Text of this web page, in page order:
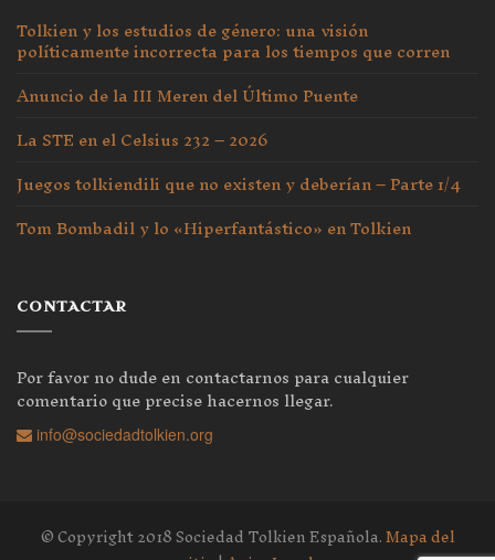
Tolkien y los estudios de género: una visión
políticamente incorrecta para los tiempos que corren
Anuncio de la III Meren del Último Puente
La STE en el Celsius 232 – 2026
Juegos tolkiendili que no existen y deberían – Parte 1/4
Tom Bombadil y lo «Hiperfantástico» en Tolkien
CONTACTAR
Por favor no dude en contactarnos para cualquier
comentario que precise hacernos llegar.
info@sociedadtolkien.org
© Copyright 2018 Sociedad Tolkien Española.Mapa del